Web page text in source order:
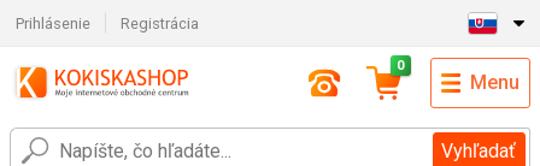
Prihlásenie Registrácia
Vyhľadať
0
Menu